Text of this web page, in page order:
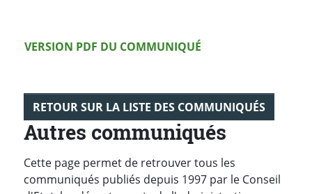
Version PDF
VERSION PDF DU COMMUNIQUÉ
RETOUR SUR LA LISTE DES COMMUNIQUÉS
Autres communiqués
Cette page permet de retrouver tous les
communiqués publiés depuis 1997 par le Conseil